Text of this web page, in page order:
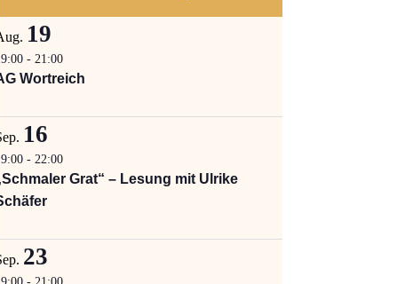
19
- 21:00
Wortreich
16
- 22:00
Grat“ – Lesung mit Ulrike
23